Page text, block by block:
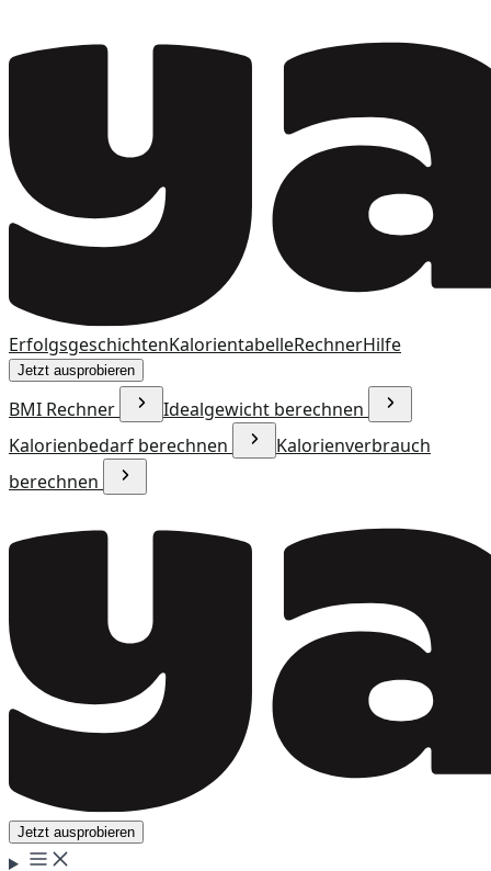
ErfolgsgeschichtenKalorientabelleRechnerHilfe
Jetzt ausprobieren
BMI Rechner
Idealgewicht berechnen
Kalorienbedarf berechnen
Kalorienverbrauch
berechnen
Jetzt ausprobieren